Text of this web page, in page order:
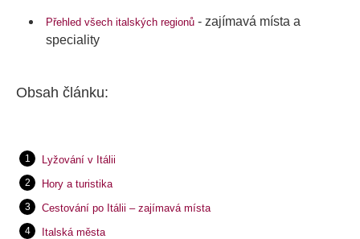
Přehled všech italských regionů - zajímavá místa a
speciality
Obsah článku:
Lyžování v Itálii
Hory a turistika
Cestování po Itálii – zajímavá místa
Italská města